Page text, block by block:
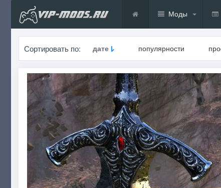
Моды
Сортировать по: дате популярности